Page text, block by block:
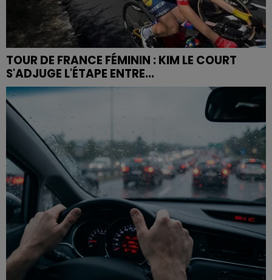
TOUR DE FRANCE FÉMININ : KIM LE COURT
S'ADJUGE L'ÉTAPE ENTRE...